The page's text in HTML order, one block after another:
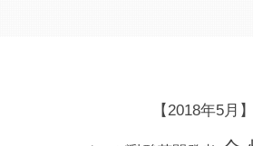
【2018年5月